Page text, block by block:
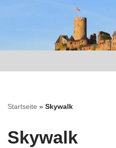
springen
Startseite » Skywalk
Skywalk